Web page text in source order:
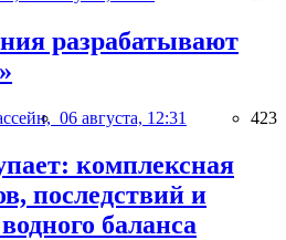
разрабатывают
06 августа, 12:31 423
комплексная
последствий и
баланса